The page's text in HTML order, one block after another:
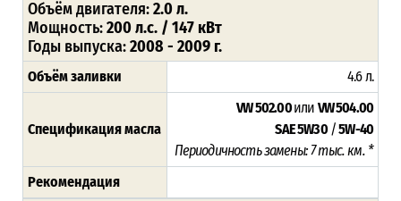
Объём двигателя:2.0 л.
Мощность:200 л.с. / 147 кВт
Годы выпуска:2008 - 2009 г.
Объём заливки 4.6 л.
Спецификация масла
VW 502.00или VW 504.00
SAE5W30/5W-40
Периодичность замены: 7 тыс. км. *
Рекомендация